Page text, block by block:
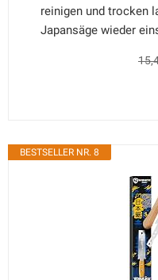
reinigen und trocken
Japansäge wieder
BESTSELLER NR. 8